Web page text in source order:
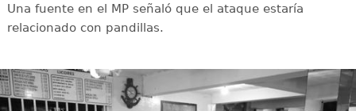
Una fuente en el MP señaló que el ataque estaría
relacionado con pandillas.